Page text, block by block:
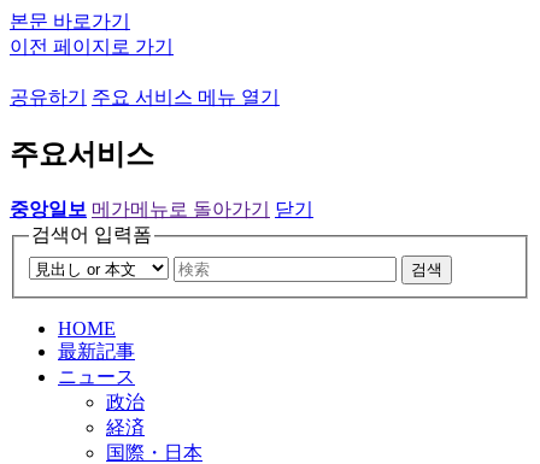
본문 바로가기
이전 페이지로 가기
공유하기 주요 서비스 메뉴 열기
주요서비스
중앙일보 메가메뉴로 돌아가기
닫기
검색어 입력폼
검색
HOME
最新記事
ニュース
政治
経済
国際・日本